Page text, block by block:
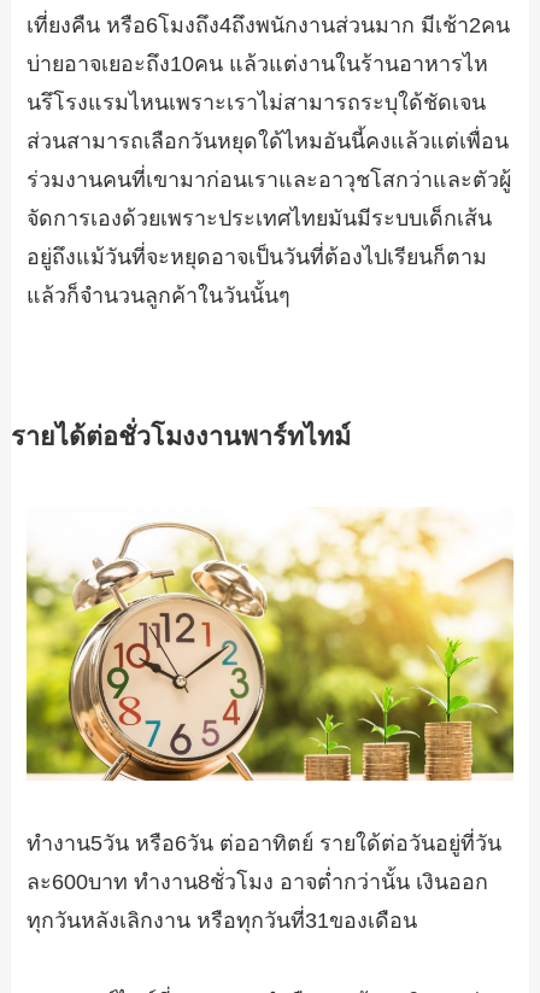
เที่ยงคืน หรือ6โมงถึง4ถึงพนักงานส่วนมาก มีเช้า2คน
บ่ายอาจเยอะถึง10คน แล้วแต่งานในร้านอาหารไห
นรึโรงแรมไหนเพราะเราไม่สามารถระบุใด้ชัดเจน
ส่วนสามารถเลือกวันหยุดใด้ไหมอันนี้คงแล้วแต่เพื่อน
ร่วมงานคนที่เขามาก่อนเราและอาวุชโสกว่าและตัวผู้
จัดการเองด้วยเพราะประเทศไทยมันมีระบบเด็กเส้น
อยู่ถึงแม้วันที่จะหยุดอาจเป็นวันที่ต้องไปเรียนก็ตาม
แล้วก็จำนวนลูกค้าในวันนั้นๆ
รายได้ต่อชั่วโมงงานพาร์ทไทม์
ทำงาน5วัน หรือ6วัน ต่ออาทิตย์ รายใด้ต่อวันอยู่ที่วัน
ละ600บาท ทำงาน8ชั่วโมง อาจต่ำกว่านั้น เงินออก
ทุกวันหลังเลิกงาน หรือทุกวันที่31ของเดือน